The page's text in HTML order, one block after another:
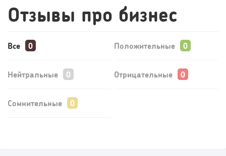
Отзывы про бизнес
Все Положительные
Нейтральные Отрицательные
Сомнительные